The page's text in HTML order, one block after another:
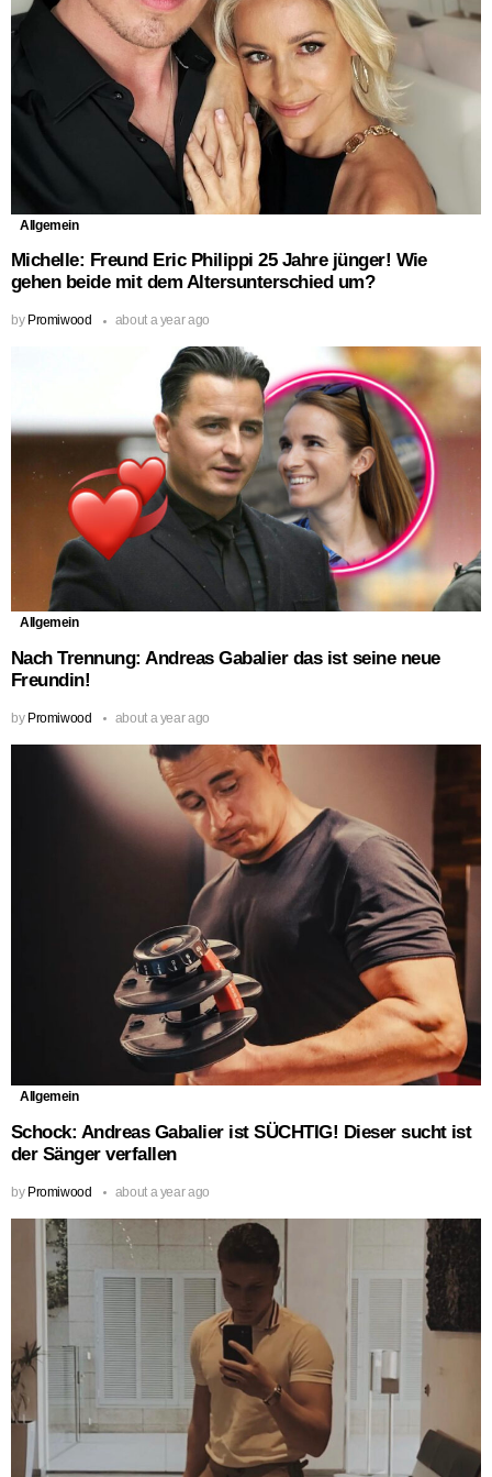
Allgemein
Michelle: Freund Eric Philippi 25 Jahre jünger! Wie
gehen beide mit dem Altersunterschied um?
by Promiwood about a year ago
Allgemein
Nach Trennung: Andreas Gabalier das ist seine neue
Freundin!
by Promiwood about a year ago
Allgemein
Schock: Andreas Gabalier ist SÜCHTIG! Dieser sucht ist
der Sänger verfallen
by Promiwood about a year ago